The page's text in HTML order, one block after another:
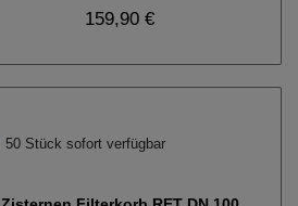
159,90 €
50 Stück sofort verfügbar